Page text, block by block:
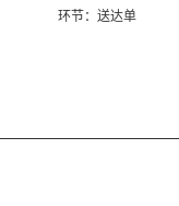
环节：送达单